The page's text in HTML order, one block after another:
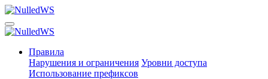
Правила
Нарушения и ограничения Уровни доступа
Использование префиксов